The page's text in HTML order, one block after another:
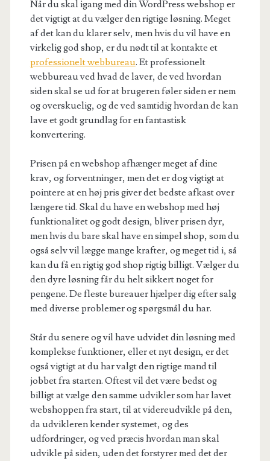
Når du skal igang med din WordPress webshop er
det vigtigt at du vælger den rigtige løsning. Meget
af det kan du klarer selv, men hvis du vil have en
virkelig god shop, er du nødt til at kontakte et
professionelt webbureau. Et professionelt
webbureau ved hvad de laver, de ved hvordan
siden skal se ud for at brugeren føler siden er nem
og overskuelig, og de ved samtidig hvordan de kan
lave et godt grundlag for en fantastisk
konvertering.
Prisen på en webshop afhænger meget af dine
krav, og forventninger, men det er dog vigtigt at
pointere at en høj pris giver det bedste afkast over
længere tid. Skal du have en webshop med høj
funktionalitet og godt design, bliver prisen dyr,
men hvis du bare skal have en simpel shop, som du
også selv vil lægge mange krafter, og meget tid i, så
kan du få en rigtig god shop rigtig billigt. Vælger du
den dyre løsning får du helt sikkert noget for
pengene. De fleste bureauer hjælper dig efter salg
med diverse problemer og spørgsmål du har.
Står du senere og vil have udvidet din løsning med
komplekse funktioner, eller et nyt design, er det
også vigtigt at du har valgt den rigtige mand til
jobbet fra starten. Oftest vil det være bedst og
billigt at vælge den samme udvikler som har lavet
webshoppen fra start, til at videreudvikle på den,
da udvikleren kender systemet, og des
udfordringer, og ved præcis hvordan man skal
udvikle på siden, uden det forstyrer med det der